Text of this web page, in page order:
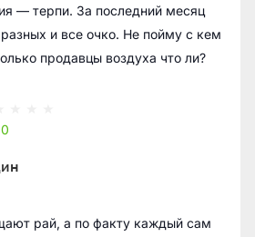
— терпи. За последний месяц
и все очко. Не пойму с кем
продавцы воздуха что ли?
0
рай, а по факту каждый сам